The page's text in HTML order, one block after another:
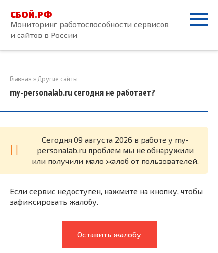
контенту
СБОЙ.РФ
Мониторинг работоспособности сервисов
и сайтов в России
Главная » Другие сайты
my-personalab.ru сегодня не работает?
Cегодня 09 августа 2026 в работе у my-
personalab.ru проблем мы не обнаружили
или получили мало жалоб от пользователей.
Если сервис недоступен, нажмите на кнопку, чтобы
зафиксировать жалобу.
Оставить жалобу